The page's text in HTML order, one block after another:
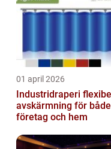
01 april 2026
Industridraperi flexibel
avskärmning för både
företag och hem